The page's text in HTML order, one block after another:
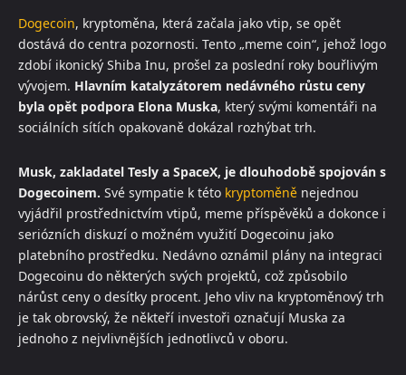
Dogecoin, kryptoměna, která začala jako vtip, se opět
dostává do centra pozornosti. Tento „meme coin“, jehož logo
zdobí ikonický Shiba Inu, prošel za poslední roky bouřlivým
vývojem. Hlavním katalyzátorem nedávného růstu ceny
byla opět podpora Elona Muska, který svými komentáři na
sociálních sítích opakovaně dokázal rozhýbat trh.
Musk, zakladatel Tesly a SpaceX, je dlouhodobě spojován s
Dogecoinem. Své sympatie k této kryptoměně nejednou
vyjádřil prostřednictvím vtipů, meme příspěvěků a dokonce i
seriózních diskuzí o možném využití Dogecoinu jako
platebního prostředku. Nedávno oznámil plány na integraci
Dogecoinu do některých svých projektů, což způsobilo
nárůst ceny o desítky procent. Jeho vliv na kryptoměnový trh
je tak obrovský, že někteří investoři označují Muska za
jednoho z nejvlivnějších jednotlivců v oboru.